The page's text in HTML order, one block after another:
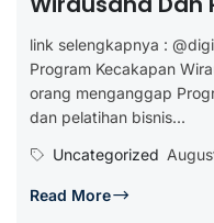
link selengkapnya :
Program Kecakapan
orang menganggap
dan pelatihan bisnis...
Uncategorized
Read More